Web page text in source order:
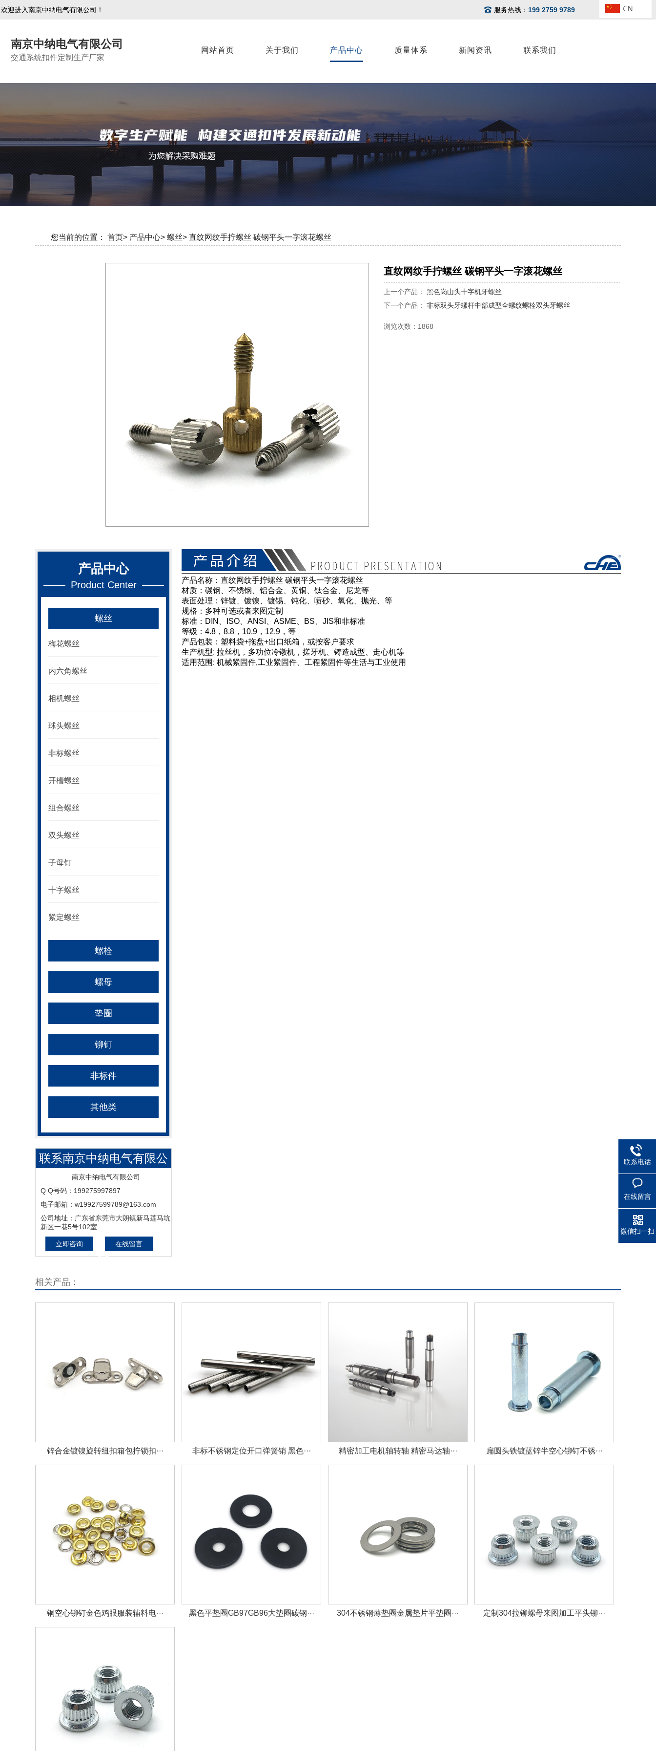
欢迎进入南京中纳电气有限公司！ 服务热线： 199 2759 9789
南京中纳电气有限公司
交通系统扣件定制生产厂家
网站首页 关于我们 产品中心 质量体系 新闻资讯 联系我们
您当前的位置： 首页> 产品中心> 螺丝> 直纹网纹手拧螺丝 碳钢平头一字滚花螺丝
直纹网纹手拧螺丝 碳钢平头一字滚花螺丝
上一个产品： 黑色岗山头十字机牙螺丝
下一个产品： 非标双头牙螺杆中部成型全螺纹螺栓双头牙螺丝
浏览次数：1868
产品中心
Product Center
螺丝
梅花螺丝
内六角螺丝
相机螺丝
球头螺丝
非标螺丝
开槽螺丝
组合螺丝
双头螺丝
子母钉
十字螺丝
紧定螺丝
螺栓
螺母
垫圈
铆钉
非标件
其他类
联系南京中纳电气有限公
司_电站金具_变电金具_
设备金具_电缆金具_输配
电设备_工业控制电气设备
_机电一体化设备_补偿设
备
南京中纳电气有限公司
Q Q号码：199275997897
电子邮箱：w19927599789@163.com
公司地址：广东省东莞市大朗镇新马莲马坑
新区一巷5号102室
立即咨询 在线留言
产品名称：直纹网纹手拧螺丝 碳钢平头一字滚花螺丝
材质：碳钢、不锈钢、铝合金、黄铜、钛合金、尼龙等
表面处理：锌镀、镀镍、镀锡、钝化、喷砂、氧化、抛光、等
规格：多种可选或者来图定制
标准：DIN、ISO、ANSI、ASME、BS、JIS和非标准
等级：4.8，8.8，10.9，12.9，等
产品包装：塑料袋+拖盘+出口纸箱，或按客户要求
生产机型: 拉丝机，多功位冷镦机，搓牙机、铸造成型、走心机等
适用范围: 机械紧固件,工业紧固件、工程紧固件等生活与工业使用
相关产品：
锌合金镀镍旋转纽扣箱包拧锁扣··· 非标不锈钢定位开口弹簧销 黑色··· 精密加工电机轴转轴 精密马达轴··· 扁圆头铁镀蓝锌半空心铆钉不锈···
铜空心铆钉金色鸡眼服装辅料电··· 黑色平垫圈GB97GB96大垫圈碳钢··· 304不锈钢薄垫圈金属垫片平垫圈··· 定制304拉铆螺母来图加工平头铆···
联系电话
在线留言
微信扫一扫